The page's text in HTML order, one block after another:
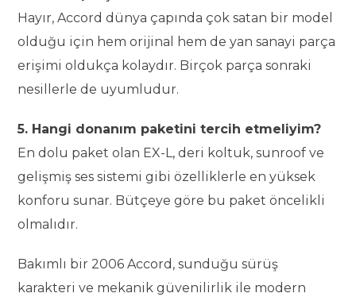
Hayır, Accord dünya çapında çok satan bir model
olduğu için hem orijinal hem de yan sanayi parça
erişimi oldukça kolaydır. Birçok parça sonraki
nesillerle de uyumludur.
5. Hangi donanım paketini tercih etmeliyim?
En dolu paket olan EX-L, deri koltuk, sunroof ve
gelişmiş ses sistemi gibi özelliklerle en yüksek
konforu sunar. Bütçeye göre bu paket öncelikli
olmalıdır.
Bakımlı bir 2006 Accord, sunduğu sürüş
karakteri ve mekanik güvenilirlik ile modern